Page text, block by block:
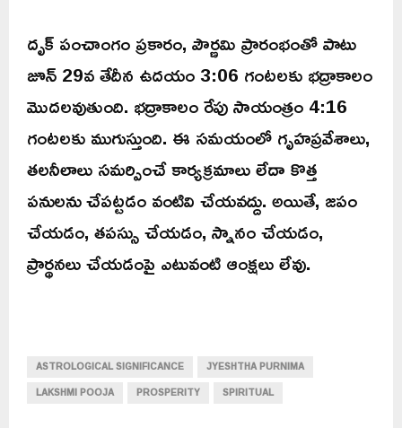
దృక్ పంచాంగం ప్రకారం, పౌర్ణమి ప్రారంభంతో పాటు
జూన్ 29వ తేదీన ఉదయం 3:06 గంటలకు భద్రాకాలం
మొదలవుతుంది. భద్రాకాలం రేపు సాయంత్రం 4:16
గంటలకు ముగుస్తుంది. ఈ సమయంలో గృహప్రవేశాలు,
తలనీలాలు సమర్పించే కార్యక్రమాలు లేదా కొత్త
పనులను చేపట్టడం వంటివి చేయవద్దు. అయితే, జపం
చేయడం, తపస్సు చేయడం, స్నానం చేయడం,
ప్రార్థనలు చేయడంపై ఎటువంటి ఆంక్షలు లేవు.
ASTROLOGICAL SIGNIFICANCE
JYESHTHA PURNIMA
LAKSHMI POOJA
PROSPERITY SPIRITUAL